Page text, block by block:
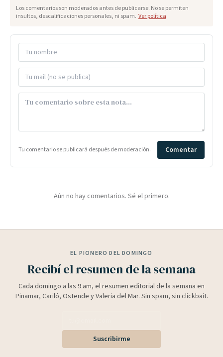
Los comentarios son moderados antes de publicarse. No se permiten
insultos, descalificaciones personales, ni spam. Ver política
Tu comentario se publicará después de moderación. Comentar
Aún no hay comentarios. Sé el primero.
EL PIONERO DEL DOMINGO
Recibí el resumen de la semana
Cada domingo a las 9 am, el resumen editorial de la semana en
Pinamar, Cariló, Ostende y Valeria del Mar. Sin spam, sin clickbait.
Suscribirme